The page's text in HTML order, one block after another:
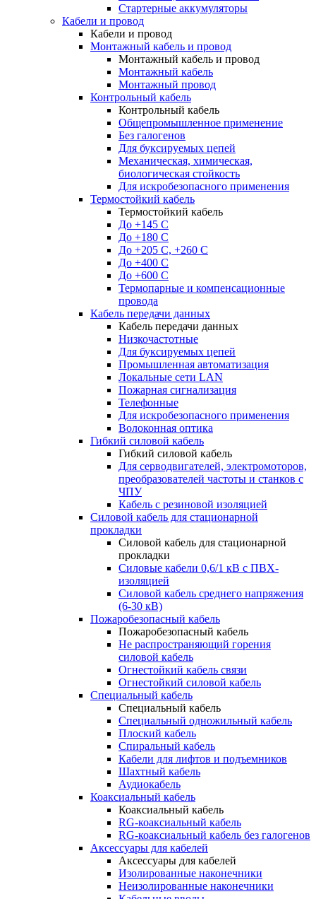
Стартерные аккумуляторы
Кабели и провод
Кабели и провод
Монтажный кабель и провод
Монтажный кабель и провод
Монтажный кабель
Монтажный провод
Контрольный кабель
Контрольный кабель
Общепромышленное применение
Без галогенов
Для буксируемых цепей
Механическая, химическая,
биологическая стойкость
Для искробезопасного применения
Термостойкий кабель
Термостойкий кабель
До +145 С
До +180 C
До +205 С, +260 С
До +400 C
До +600 С
Термопарные и компенсационные
провода
Кабель передачи данных
Кабель передачи данных
Низкочастотные
Для буксируемых цепей
Промышленная автоматизация
Локальные сети LAN
Пожарная сигнализация
Телефонные
Для искробезопасного применения
Волоконная оптика
Гибкий силовой кабель
Гибкий силовой кабель
Для серводвигателей, электромоторов,
преобразователей частоты и станков с
ЧПУ
Кабель с резиновой изоляцией
Силовой кабель для стационарной
прокладки
Силовой кабель для стационарной
прокладки
Силовые кабели 0,6/1 кВ с ПВХ-
изоляцией
Силовой кабель среднего напряжения
(6-30 кВ)
Пожаробезопасный кабель
Пожаробезопасный кабель
Не распространяющий горения
силовой кабель
Огнестойкий кабель связи
Огнестойкий силовой кабель
Специальный кабель
Специальный кабель
Специальный одножильный кабель
Плоский кабель
Спиральный кабель
Кабели для лифтов и подъемников
Шахтный кабель
Аудиокабель
Коаксиальный кабель
Коаксиальный кабель
RG-коаксиальный кабель
RG-коаксиальный кабель без галогенов
Аксессуары для кабелей
Аксессуары для кабелей
Изолированные наконечники
Неизолированные наконечники